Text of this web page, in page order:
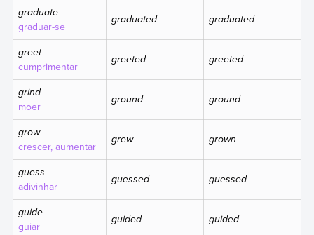
graduate
graduar-se graduated graduated
greet
cumprimentar greeted greeted
grind
moer ground ground
grow
crescer, aumentar grew grown
guess
adivinhar guessed guessed
guide
guiar guided guided